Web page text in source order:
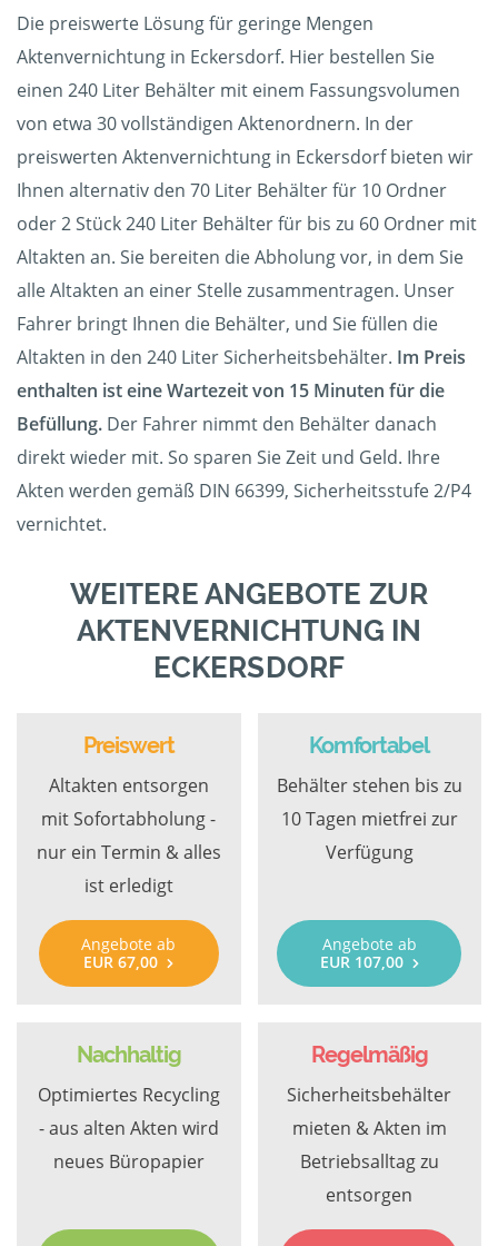
Die preiswerte Lösung für geringe Mengen
Aktenvernichtung in Eckersdorf. Hier bestellen Sie
einen 240 Liter Behälter mit einem Fassungsvolumen
von etwa 30 vollständigen Aktenordnern. In der
preiswerten Aktenvernichtung in Eckersdorf bieten wir
Ihnen alternativ den 70 Liter Behälter für 10 Ordner
oder 2 Stück 240 Liter Behälter für bis zu 60 Ordner mit
Altakten an. Sie bereiten die Abholung vor, in dem Sie
alle Altakten an einer Stelle zusammentragen. Unser
Fahrer bringt Ihnen die Behälter, und Sie füllen die
Altakten in den 240 Liter Sicherheitsbehälter. Im Preis
enthalten ist eine Wartezeit von 15 Minuten für die
Befüllung. Der Fahrer nimmt den Behälter danach
direkt wieder mit. So sparen Sie Zeit und Geld. Ihre
Akten werden gemäß DIN 66399, Sicherheitsstufe 2/P4
vernichtet.
WEITERE ANGEBOTE ZUR
AKTENVERNICHTUNG IN
ECKERSDORF
Preiswert
Altakten entsorgen
mit Sofortabholung -
nur ein Termin & alles
ist erledigt
Angebote ab
EUR 67,00
Komfortabel
Behälter stehen bis zu
10 Tagen mietfrei zur
Verfügung
Angebote ab
EUR 107,00
Nachhaltig
Optimiertes Recycling
- aus alten Akten wird
neues Büropapier
Regelmäßig
Sicherheitsbehälter
mieten & Akten im
Betriebsalltag zu
entsorgen